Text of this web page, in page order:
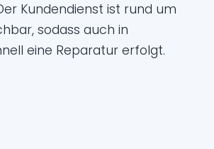
Kundendienst ist rund um
sodass auch in
eine Reparatur erfolgt.